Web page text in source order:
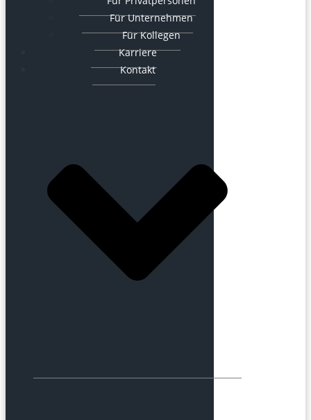
Für Unternehmen
Für Kollegen
Karriere
Kontakt